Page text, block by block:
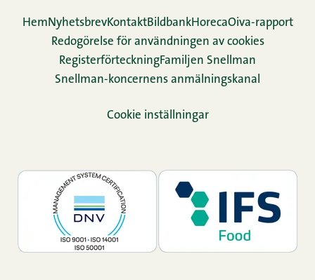
HemNyhetsbrevKontaktBildbankHorecaOiva-rapport
Redogörelse för användningen av cookies
Re­gis­ter­för­teck­ningFamiljen Snellman
Snellman-koncernens anmälningskanal
Cookie inställningar